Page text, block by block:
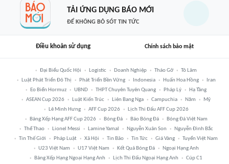
TẢI ỨNG DỤNG BÁO MỚI
ĐỂ KHÔNG BỎ SÓT TIN TỨC
Điều khoản sử dụng Chính sách bảo mật
Đại Biểu Quốc Hội Logistic Doanh Nghiệp Tháo Gỡ
Tô Lâm
Luật Phát Triển Đô Thị
Phát Triển Bền Vững Indonesia Huấn Hoa Hồng
Iran
Eo Biển Hormuz
UBND THPT Chuyên Tuyên Quang Pháp Lý
Hạ Tầng
ASEAN Cup 2026
Luật Kiến Trúc Liên Bang Nga Campuchia Năm
Mỹ
Lê Minh Hưng
AFF Cup 2026
Lịch Thi Đấu AFF Cup 2026
Bảng Xếp Hạng AFF Cup 2026
Bóng Đá Báo Bóng Đá
Bóng Đá Việt Nam
Thể Thao
Lionel Messi Lamine Yamal Nguyễn Xuân Son
Nguyễn Đình Bắc
Tin Thế Giới
Pháp Luật Xã Hội Tin Bão Tin Tức Giá Vàng
Tuyển Việt Nam
U23 Việt Nam
U17 Việt Nam Kết Quả Bóng Đá
Ngoại Hạng Anh
Bảng Xếp Hạng Ngoại Hạng Anh
Lịch Thi Đấu Ngoại Hạng Anh Cúp C1